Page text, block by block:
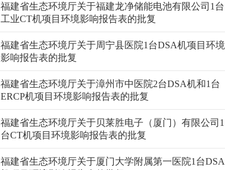
福建省生态环境厅关于福建龙净储能电池有限公司1台
工业CT机项目环境影响报告表的批复
福建省生态环境厅关于周宁县医院1台DSA机项目环境
影响报告表的批复
福建省生态环境厅关于漳州市中医院2台DSA机和1台
ERCP机项目环境影响报告表的批复
福建省生态环境厅关于贝莱胜电子（厦门）有限公司1
台CT机项目环境影响报告表的批复
福建省生态环境厅关于厦门大学附属第一医院1台DSA